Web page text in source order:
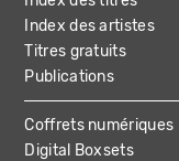
Index des artistes
Titres gratuits
Publications
Coffrets numériques
Digital Boxsets